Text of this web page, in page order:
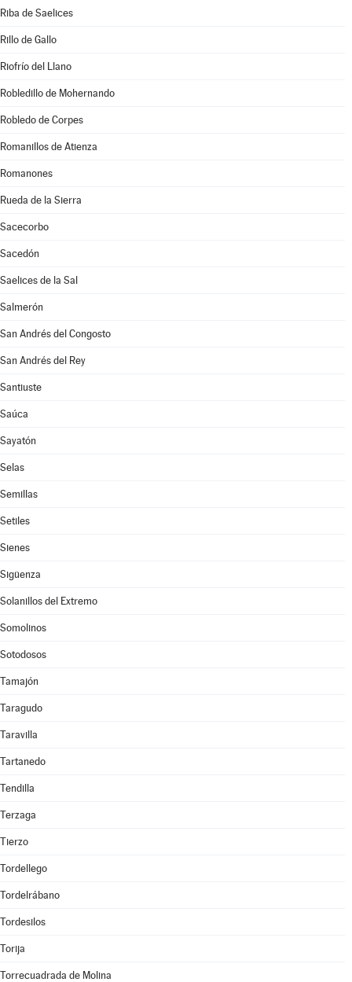
Riba de Saelices
Rillo de Gallo
Riofrío del Llano
Robledillo de Mohernando
Robledo de Corpes
Romanillos de Atienza
Romanones
Rueda de la Sierra
Sacecorbo
Sacedón
Saelices de la Sal
Salmerón
San Andrés del Congosto
San Andrés del Rey
Santiuste
Saúca
Sayatón
Selas
Semillas
Setiles
Sienes
Sigüenza
Solanillos del Extremo
Somolinos
Sotodosos
Tamajón
Taragudo
Taravilla
Tartanedo
Tendilla
Terzaga
Tierzo
Tordellego
Tordelrábano
Tordesilos
Torija
Torrecuadrada de Molina